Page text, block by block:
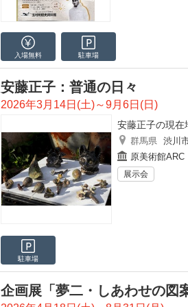
入場無料 駐車場
安藤正子：普通の日々
2026年3月14日(土)～9月6日(日)
安藤正子の現在
群馬県 渋川
原美術館ARC
展示会
駐車場
企画展「夢二・しあわせの図